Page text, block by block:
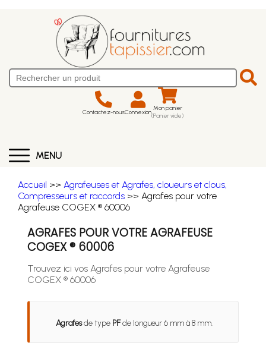
Contactez-nousConnexion Mon panier
(Panier vide)
MENU
Accueil >> Agrafeuses et Agrafes, cloueurs et clous,
Compresseurs et raccords >> Agrafes pour votre
Agrafeuse COGEX ® 60006
AGRAFES POUR VOTRE AGRAFEUSE
COGEX ® 60006
Trouvez ici vos Agrafes pour votre Agrafeuse
COGEX ® 60006
Agrafesde type PFde longueur 6 mm à 8 mm.